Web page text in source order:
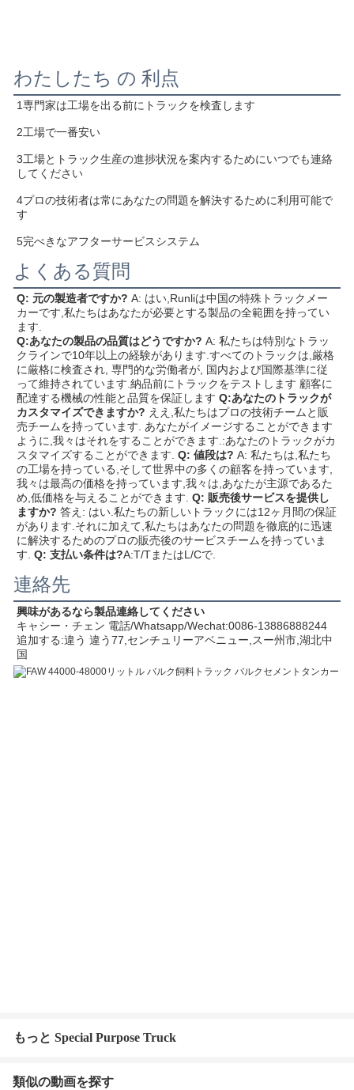
わたしたち の 利点
1専門家は工場を出る前にトラックを検査します
2工場で一番安い
3工場とトラック生産の進捗状況を案内するためにいつでも連絡
してください
4プロの技術者は常にあなたの問題を解決するために利用可能で
す
5完ぺきなアフターサービスシステム
よくある質問
Q: 元の製造者ですか? A: はい,Runliは中国の特殊トラックメー
カーです,私たちはあなたが必要とする製品の全範囲を持ってい
ます.
Q:あなたの製品の品質はどうですか? A: 私たちは特別なトラッ
クラインで10年以上の経験があります.すべてのトラックは,厳格
に厳格に検査され, 専門的な労働者が, 国内および国際基準に従
って維持されています.納品前にトラックをテストします 顧客に
配達する機械の性能と品質を保証します Q:あなたのトラックが
カスタマイズできますか? ええ,私たちはプロの技術チームと販
売チームを持っています. あなたがイメージすることができます
ように,我々はそれをすることができます.:あなたのトラックがカ
スタマイズすることができます. Q: 値段は? A: 私たちは,私たち
の工場を持っている,そして世界中の多くの顧客を持っています,
我々は最高の価格を持っています,我々は,あなたが主源であるた
め,低価格を与えることができます. Q: 販売後サービスを提供し
ますか? 答え: はい.私たちの新しいトラックには12ヶ月間の保証
があります.それに加えて,私たちはあなたの問題を徹底的に迅速
に解決するためのプロの販売後のサービスチームを持っていま
す. Q: 支払い条件は?A:T/TまたはL/Cで.
連絡先
興味があるなら製品連絡してください
キャシー・チェン 電話/Whatsapp/Wechat:0086-13886888244
追加する:違う 違う77,センチュリーアベニュー,スー州市,湖北中
国
もっと Special Purpose Truck
類似の動画を探す